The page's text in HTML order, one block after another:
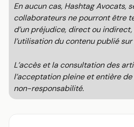
En aucun cas, Hashtag Avocats,
collaborateurs ne pourront être
d’un préjudice, direct ou
l’utilisation du contenu publié
L’accès et la consultation des
l’acceptation pleine et entière
non-responsabilité.